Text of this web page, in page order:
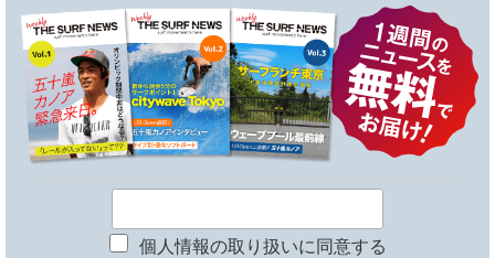
個人情報の取り扱いに同意する